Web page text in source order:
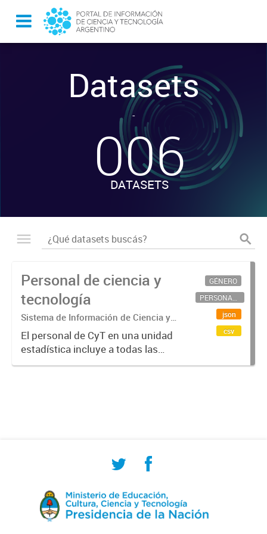
Datasets
-
006
DATASETS
Personal de ciencia y
tecnología
Sistema de Información de Ciencia y
Tecnología Argentino (SICYTAR)
El personal de CyT en una unidad
estadística incluye a todas las
personas involucradas
GÉNERO
PERSONAL CIENTÍFICO-TECNOLÓGICO
json
csv